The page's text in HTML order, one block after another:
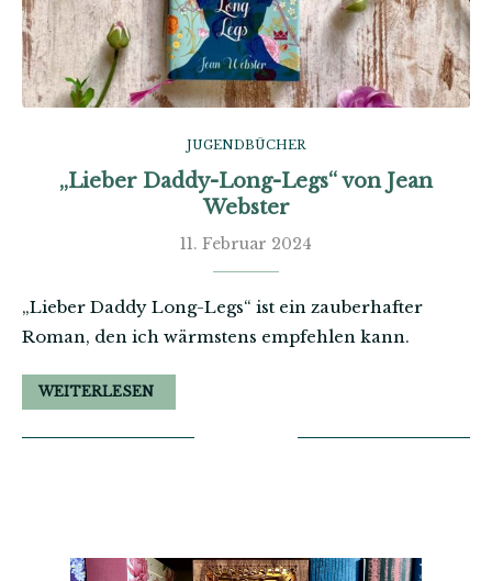
JUGENDBÜCHER
„Lieber Daddy-Long-Legs“ von Jean
Webster
11. Februar 2024
„Lieber Daddy Long-Legs“ ist ein zauberhafter
Roman, den ich wärmstens empfehlen kann.
WEITERLESEN